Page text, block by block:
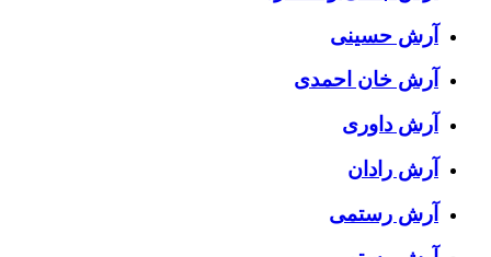
آرش حسینی
آرش خان احمدی
آرش داوری
آرش رادان
آرش رستمى